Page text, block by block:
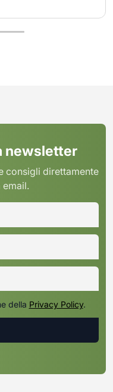
newsletter
consigli direttamente
email.
della Privacy Policy.